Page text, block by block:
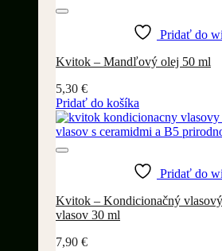
Pridať do
Kvitok – Mandľový olej 50 ml
5,30 €
Pridať do košíka
Pridať do
Kvitok – Kondicionačný vlasový
vlasov 30 ml
7,90 €